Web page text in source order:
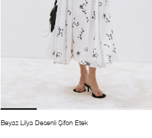
Beyaz Lilya Desenli Şifon Etek